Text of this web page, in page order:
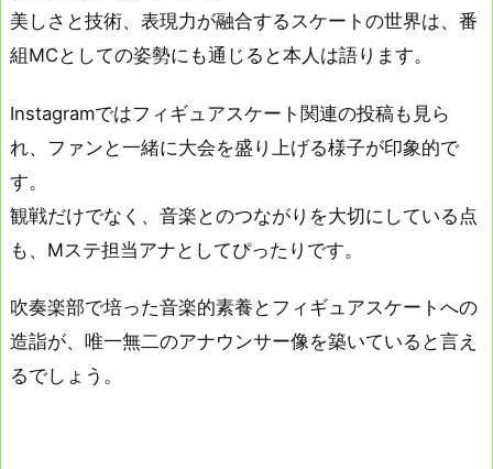
美しさと技術、表現力が融合するスケートの世界は、番
組MCとしての姿勢にも通じると本人は語ります。
Instagramではフィギュアスケート関連の投稿も見ら
れ、ファンと一緒に大会を盛り上げる様子が印象的で
す。
観戦だけでなく、音楽とのつながりを大切にしている点
も、Mステ担当アナとしてぴったりです。
吹奏楽部で培った音楽的素養とフィギュアスケートへの
造詣が、唯一無二のアナウンサー像を築いていると言え
るでしょう。